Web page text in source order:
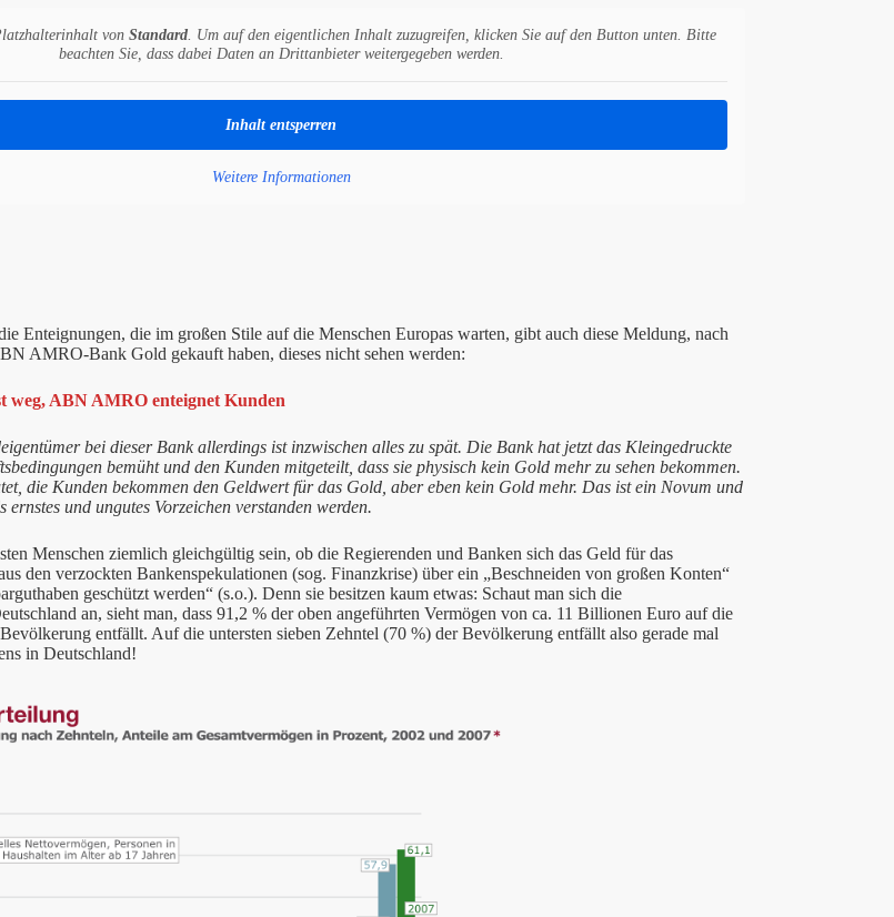
vonStandard . Um auf den eigentlichen Inhalt zuzugreifen, klicken Sie auf den Button unten. Bitte
beachten Sie, dass dabei Daten an Drittanbieter weitergegeben werden.
Inhalt entsperren
Weitere Informationen
Enteignungen, die im großen Stile auf die Menschen Europas warten, gibt auch diese Meldung, nach
AMRO-Bank Gold gekauft haben, dieses nicht sehen werden:
weg, ABN AMRO enteignet Kunden
bei dieser Bank allerdings ist inzwischen alles zu spät. Die Bank hat jetzt das Kleingedruckte
bemüht und den Kunden mitgeteilt, dass sie physisch kein Gold mehr zu sehen bekommen.
die Kunden bekommen den Geldwert für das Gold, aber eben kein Gold mehr. Das ist ein Novum und
ernstes und ungutes Vorzeichen verstanden werden.
Menschen ziemlich gleichgültig sein, ob die Regierenden und Banken sich das Geld für das
den verzockten Bankenspekulationen (sog. Finanzkrise) über ein „Beschneiden von großen Konten“
geschützt werden“ (s.o.). Denn sie besitzen kaum etwas: Schaut man sich die
an, sieht man, dass 91,2 % der oben angeführten Vermögen von ca. 11 Billionen Euro auf die
entfällt. Auf die untersten sieben Zehntel (70 %) der Bevölkerung entfällt also gerade mal
in Deutschland!